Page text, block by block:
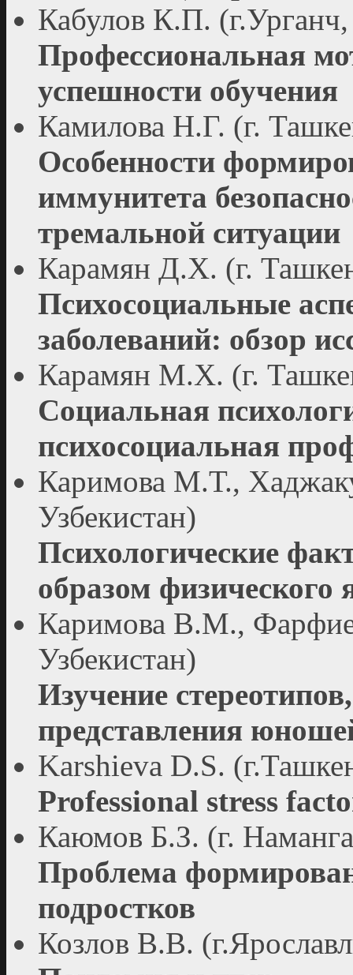
Кабулов К.П. (г.Урганч,
Профессиональная
успешности обучения
Камилова Н.Г. (г.
Особенности
иммунитета
тремальной ситуации
Карамян Д.Х. (г.
Психосоциальные
заболеваний: обзор
Карамян М.Х. (г.
Социальная
психосоциальная
Каримова М.Т.,
Узбекистан)
Психологические
образом физического
Каримова В.М.,
Узбекистан)
Изучение
представления
Karshieva D.S.
Professional stress
Каюмов Б.З. (г.
Проблема
подростков
Козлов В.В.